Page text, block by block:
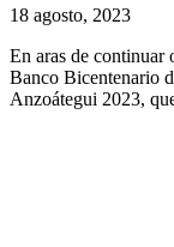
18 agosto, 2023
En aras de continuar
Banco Bicentenario
Anzoátegui 2023,